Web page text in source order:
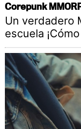
Corepunk
Un verdadero
escuela